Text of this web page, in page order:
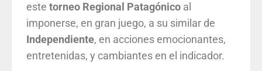
este torneo Regional Patagónico al
imponerse, en gran juego, a su similar de
Independiente, en acciones emocionantes,
entretenidas, y cambiantes en el indicador.